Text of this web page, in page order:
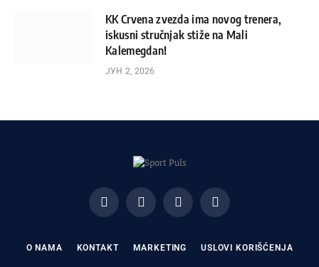
KK Crvena zvezda ima novog trenera,
iskusni stručnjak stiže na Mali
Kalemegdan!
ЈУН 2, 2026
FacebookX
(Twitter)
InstagramPinterest
O NAMA KONTAKT MARKETING USLOVI KORIŠĆENJA